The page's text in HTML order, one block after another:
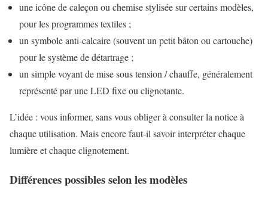
une icône de caleçon ou chemise stylisée sur certains modèles,
pour les programmes textiles ;
un symbole anti-calcaire (souvent un petit bâton ou cartouche)
pour le système de détartrage ;
un simple voyant de mise sous tension / chauffe, généralement
représenté par une LED fixe ou clignotante.
L’idée : vous informer, sans vous obliger à consulter la notice à
chaque utilisation. Mais encore faut-il savoir interpréter chaque
lumière et chaque clignotement.
Différences possibles selon les modèles